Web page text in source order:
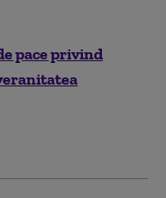
pace privind